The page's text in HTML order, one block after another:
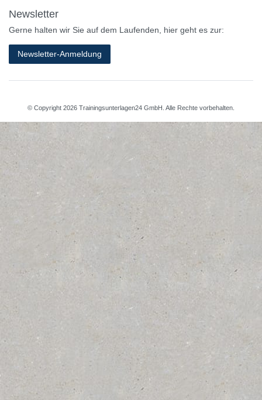
Newsletter
Gerne halten wir Sie auf dem Laufenden, hier geht es zur:
Newsletter-Anmeldung
© Copyright 2026 Trainingsunterlagen24 GmbH. Alle Rechte vorbehalten.